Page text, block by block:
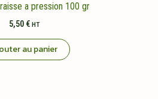
a pression 100 gr
5,50 € HT
au panier